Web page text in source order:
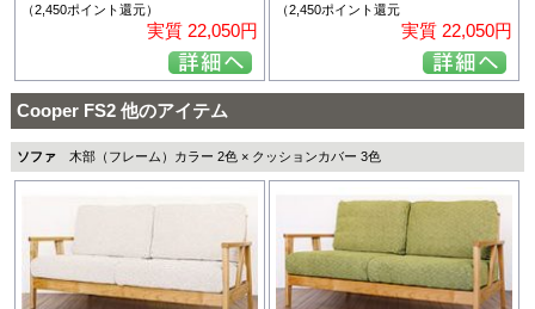
（2,450ポイント還元）
実質 22,050円
（2,450ポイント還元
実質 22,050円
Cooper FS2 他のアイテム
ソファ木部（フレーム）カラー 2色 × クッションカバー 3色